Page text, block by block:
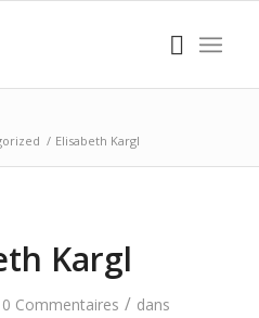
/ Elisabeth Kargl
Kargl
0 Commentaires / dans